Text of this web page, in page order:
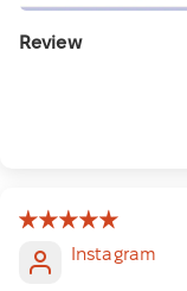
Review
Instagram